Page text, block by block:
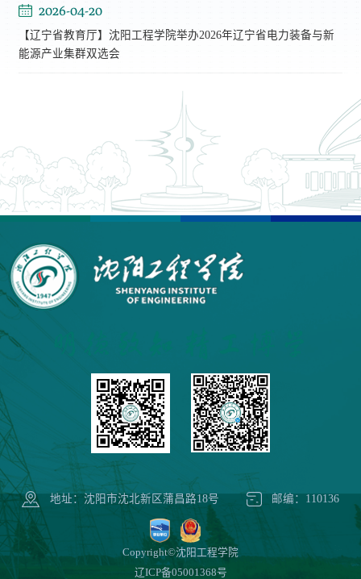
2026-04-20
【辽宁省教育厅】沈阳工程学院举办2026年辽宁省电力装备与新
能源产业集群双选会
地址：沈阳市沈北新区蒲昌路18号 邮编：110136
Copyright©沈阳工程学院
辽ICP备05001368号